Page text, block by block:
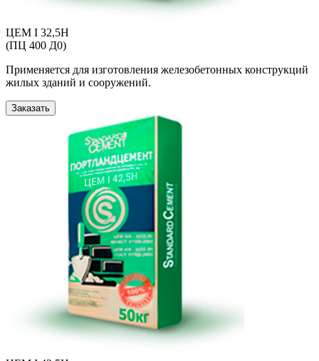
ЦЕМ I 32,5Н
(ПЦ 400 Д0)
Применяется для изготовления железобетонных конструкций
жилых зданий и сооружений.
Заказать